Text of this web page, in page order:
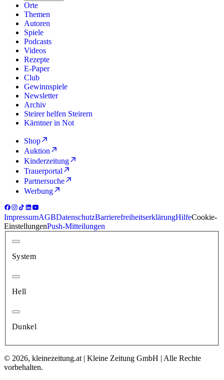
Orte
Themen
Autoren
Spiele
Podcasts
Videos
Rezepte
E-Paper
Club
Gewinnspiele
Newsletter
Archiv
Steirer helfen Steirern
Kärntner in Not
Shop
Auktion
Kinderzeitung
Trauerportal
Partnersuche
Werbung
ImpressumAGBDatenschutzBarrierefreiheitserklärungHilfeCookie-
EinstellungenPush-Mitteilungen
System
Hell
Dunkel
© 2026, kleinezeitung.at | Kleine Zeitung GmbH | Alle Rechte
vorbehalten.